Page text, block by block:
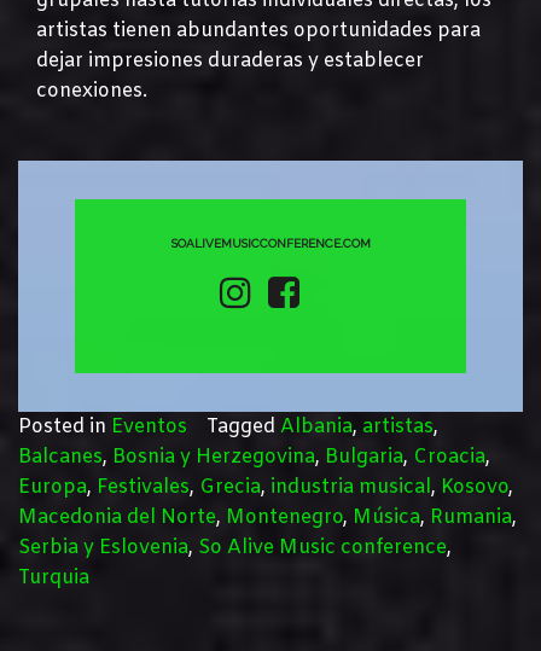
artistas tienen abundantes oportunidades para
dejar impresiones duraderas y establecer
conexiones.
SOALIVEMUSICCONFERENCE.COM
Posted in Eventos Tagged Albania, artistas,
Balcanes, Bosnia y Herzegovina, Bulgaria, Croacia,
Europa, Festivales, Grecia, industria musical, Kosovo,
Macedonia del Norte, Montenegro, Música, Rumania,
Serbia y Eslovenia, So Alive Music conference,
Turquia